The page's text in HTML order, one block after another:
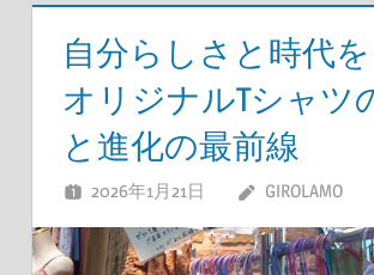
自分らしさと時代
オリジナルTシャツ
と進化の最前線
2026年1月21日 GIROLAMO